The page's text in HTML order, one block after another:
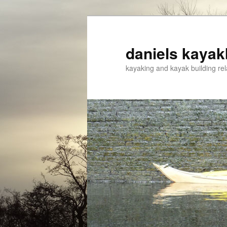
daniels
kayaking and kayak building